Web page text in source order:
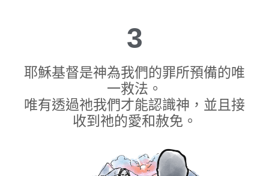
3
耶穌基督是神為我們的罪所預備的唯
一救法。
唯有透過祂我們才能認識神，並且接
收到祂的愛和赦免。